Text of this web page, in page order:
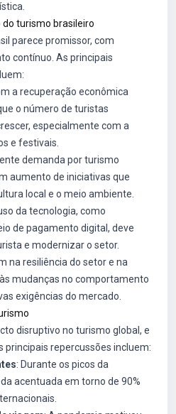
turismo brasileiro
parece promissor, com
contínuo. As principais
a recuperação econômica
o número de turistas
especialmente com a
e festivais.
demanda por turismo
aumento de iniciativas que
local e o meio ambiente.
da tecnologia, como
de pagamento digital, deve
e modernizar o setor.
na resiliência do setor e na
mudanças no comportamento
exigências do mercado.
disruptivo no turismo global, e
principais repercussões incluem:
: Durante os picos da
acentuada em torno de 90%